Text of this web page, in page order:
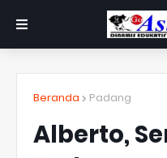
Beranda Padang
Alberto,